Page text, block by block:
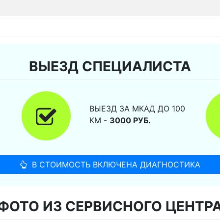
ВЫЕЗД СПЕЦИАЛИСТА
ВЫЕЗД ЗА МКАД ДО 100
КМ - 3000 РУБ.
В СТОИМОСТЬ ВКЛЮЧЕНА ДИАГНОСТИКА
ИЗ СЕРВИСНОГО